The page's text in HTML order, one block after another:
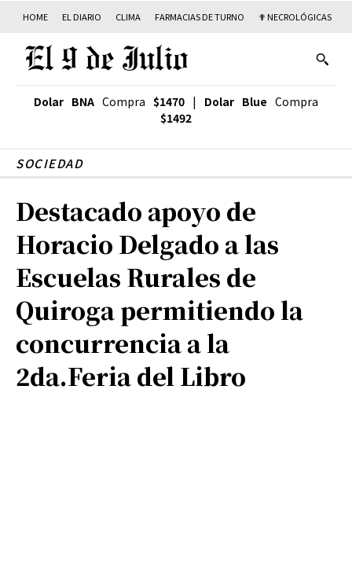
HOME EL DIARIO CLIMA FARMACIAS DE TURNO ✟ NECROLÓGICAS
Dolar BNA Compra $1470 | Dolar Blue Compra
$1492
SOCIEDAD
Destacado apoyo de
Horacio Delgado a las
Escuelas Rurales de
Quiroga permitiendo la
concurrencia a la
2da.Feria del Libro